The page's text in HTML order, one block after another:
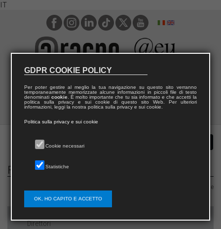
IT
Filosofia e saperi
Area 11 – Scienze storiche, filosofiche, pedagogiche e psicologiche
Direttori
GDPR COOKIE POLICY
Per poter gestire al meglio la tua navigazione su questo sito verranno
temporaneamente memorizzate alcune informazioni in piccoli file di testo
denominati cookie. È molto importante che tu sia informato e che accetti la
politica sulla privacy e sui cookie di questo sito Web. Per ulteriori
informazioni, leggi la nostra politica sulla privacy e sui cookie.
Politica sulla privacy e sui cookie
Cookie necessari
Statistiche
OK, HO CAPITO E ACCETTO